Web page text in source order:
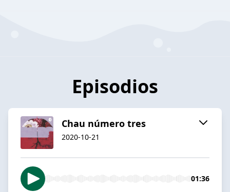
Episodios
Chau número tres
2020-10-21
01:36